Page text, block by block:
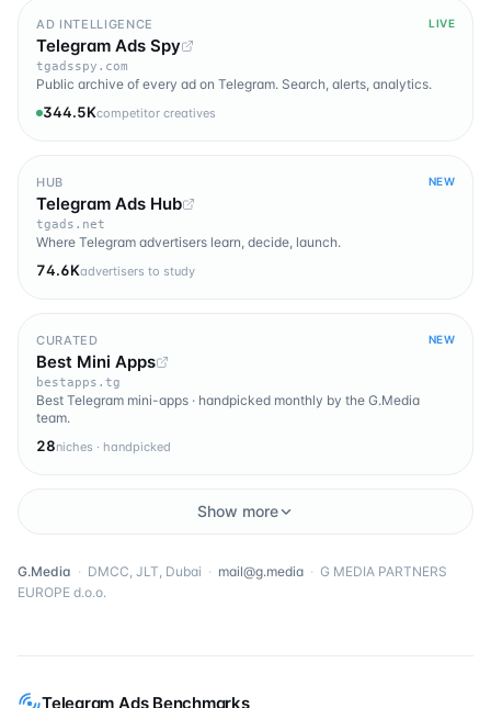
Telegram Ads Benchmarks
AD INTELLIGENCE LIVE
Telegram Ads Spy
tgadsspy.com
Public archive of every ad on Telegram. Search, alerts, analytics.
344.5Kcompetitor creatives
HUB NEW
Telegram Ads Hub
tgads.net
Where Telegram advertisers learn, decide, launch.
74.6Kadvertisers to study
CURATED NEW
Best Mini Apps
bestapps.tg
Best Telegram mini-apps · handpicked monthly by the G.Media
team.
28niches · handpicked
Show more
G.Media · DMCC, JLT, Dubai · mail@g.media · G MEDIA PARTNERS
EUROPE d.o.o.